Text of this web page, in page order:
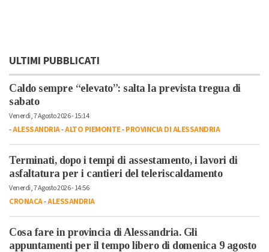
ULTIMI PUBBLICATI
Caldo sempre “elevato”: salta la prevista tregua di
sabato
Venerdì, 7 Agosto 2026 - 15:14
-ALESSANDRIA-ALTO PIEMONTE-PROVINCIA DI ALESSANDRIA
Terminati, dopo i tempi di assestamento, i lavori di
asfaltatura per i cantieri del teleriscaldamento
Venerdì, 7 Agosto 2026 - 14:56
CRONACA-ALESSANDRIA
Cosa fare in provincia di Alessandria. Gli
appuntamenti per il tempo libero di domenica 9 agosto